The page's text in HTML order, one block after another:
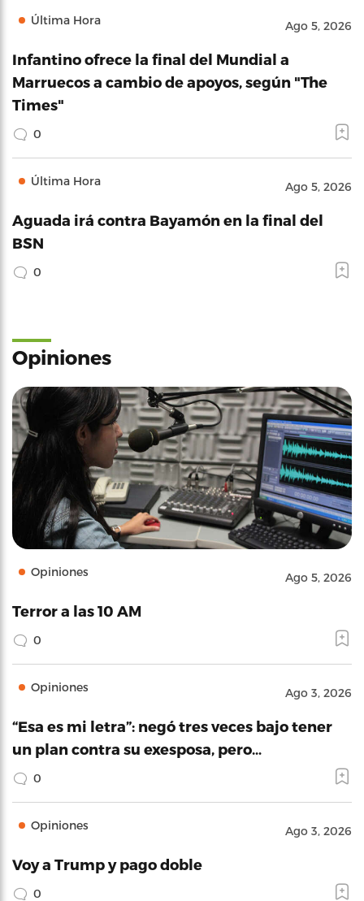
Última Hora Ago 5, 2026
Infantino ofrece la final del Mundial a
Marruecos a cambio de apoyos, según "The
Times"
0
Última Hora Ago 5, 2026
Aguada irá contra Bayamón en la final del
BSN
0
Opiniones
Opiniones Ago 5, 2026
Terror a las 10 AM
0
Opiniones Ago 3, 2026
“Esa es mi letra”: negó tres veces bajo tener
un plan contra su exesposa, pero…
0
Opiniones Ago 3, 2026
Voy a Trump y pago doble
0